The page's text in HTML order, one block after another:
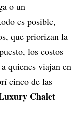
o un
es posible,
que priorizan la
los costos
quienes viajan en
cinco de las
Chalet